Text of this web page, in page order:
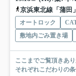
京浜東北線「蒲田
オートロック
敷地内ごみ置き場
ここまでご覧頂きありがとうござい
それぞれこだわりの